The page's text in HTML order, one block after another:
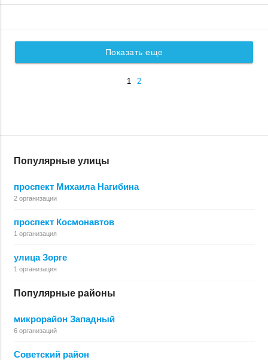
Показать еще
1 2
Популярные улицы
проспект Михаила Нагибина
2 организации
проспект Космонавтов
1 организация
улица Зорге
1 организация
Популярные районы
микрорайон Западный
6 организаций
Советский район